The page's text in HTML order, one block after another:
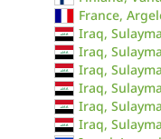
France,
Iraq,
Iraq,
Iraq,
Iraq,
Iraq,
Iraq,